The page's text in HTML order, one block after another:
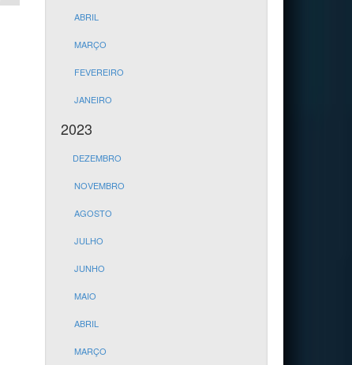
ABRIL
MARÇO
FEVEREIRO
JANEIRO
2023
DEZEMBRO
NOVEMBRO
AGOSTO
JULHO
JUNHO
MAIO
ABRIL
MARÇO